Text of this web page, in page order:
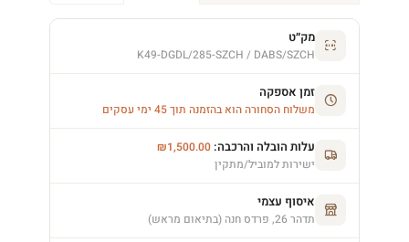
מק״ט
K49-DGDL/285-SZCH / DABS/SZCH
זמן אספקה
משלוח הסחורה הוא בהזמנה תוך 45 ימי עסקים
עלות הובלה והרכבה: ₪1,500.00
ישירות למוביל/מתקין
איסוף עצמי
תדהר 26, פרדס חנה (בתיאום מראש)